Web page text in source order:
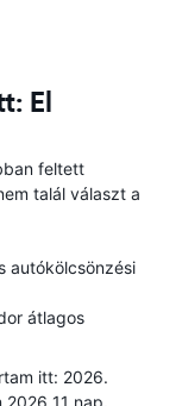
El
feltett
talál választ a
autókölcsönzési
átlagos
itt: 2026.
11 nap.